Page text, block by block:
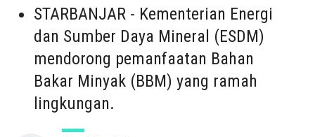
STARBANJAR - Kementerian Energi
dan Sumber Daya Mineral (ESDM)
mendorong pemanfaatan Bahan
Bakar Minyak (BBM) yang ramah
lingkungan.